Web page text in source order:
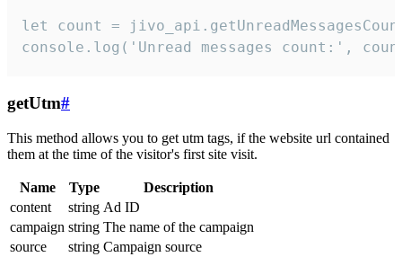
let count =
console.log('Unread messages count:',
getUtm#
This method allows you to get utm tags, if the website url contained
them at the time of the visitor's first site visit.
Name Type
Description
content
string Ad ID
campaign string The name of the campaign
source
string Campaign source